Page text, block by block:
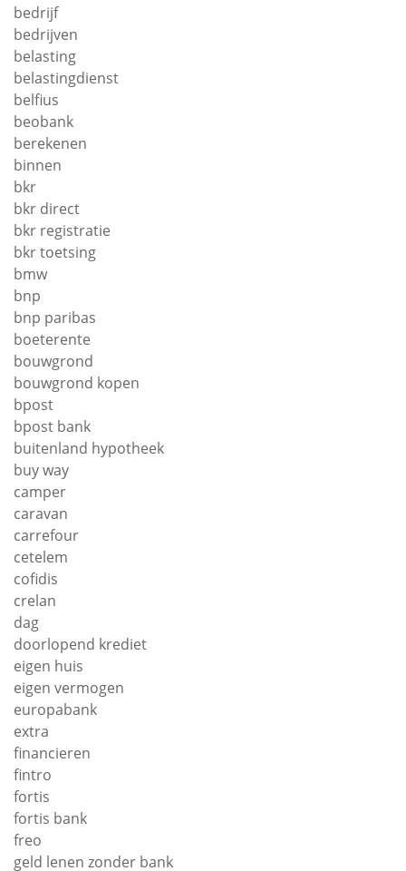
bedrijf
bedrijven
belasting
belastingdienst
belfius
beobank
berekenen
binnen
bkr
bkr direct
bkr registratie
bkr toetsing
bmw
bnp
bnp paribas
boeterente
bouwgrond
bouwgrond kopen
bpost
bpost bank
buitenland hypotheek
buy way
camper
caravan
carrefour
cetelem
cofidis
crelan
dag
doorlopend krediet
eigen huis
eigen vermogen
europabank
extra
financieren
fintro
fortis
fortis bank
freo
geld lenen zonder bank